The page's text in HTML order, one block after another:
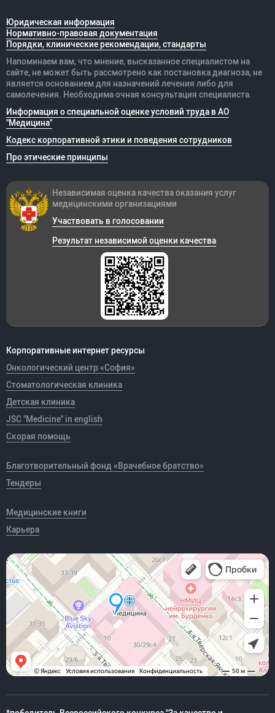
Юридическая информация
Нормативно-правовая документация
Порядки, клинические рекомендации, стандарты
Напоминаем вам, что мнение, высказанное специалистом на
сайте, не может быть рассмотрено как постановка диагноза, не
является основанием для назначений лечения либо для
самолечения. Необходима очная консультация специалиста.
Информация о специальной оценке условий труда в АО
"Медицина"
Кодекс корпоративной этики и поведения сотрудников
Про этические принципы
Корпоративные интернет ресурсы
Онкологический центр «София»
Стоматологическая клиника
Детская клиника
JSC "Medicine" in english
Скорая помощь
Благотворительный фонд «Врачебное братство»
Тендеры
Медицинские книги
Карьера
Независимая оценка качества оказания услуг
медицинскими организациями
Участвовать в голосовании
Результат независимой оценки качества